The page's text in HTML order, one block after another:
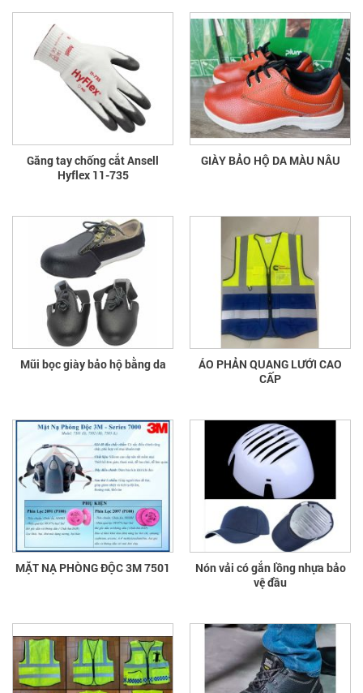
Găng tay chống cắt Ansell
Hyflex 11-735
GIÀY BẢO HỘ DA MÀU NÂU
Mũi bọc giày bảo hộ bằng da
ÁO PHẢN QUANG LƯỚI CAO
CẤP
MẶT NẠ PHÒNG ĐỘC 3M 7501
Nón vải có gắn lồng nhựa bảo
vệ đầu